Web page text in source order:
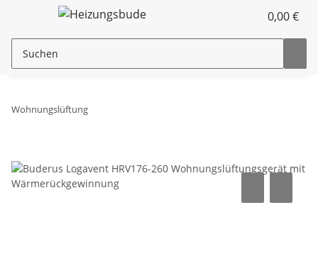
0,00 €
Wohnungslüftung